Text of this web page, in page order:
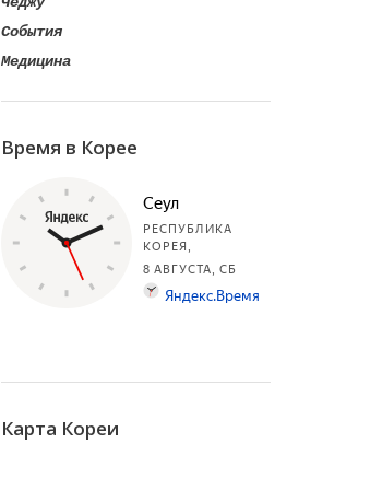
События
Медицина
Время в Корее
Карта Кореи